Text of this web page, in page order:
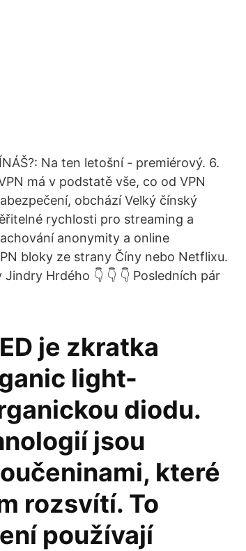
Na ten letošní - premiérový. 6.
má v podstatě vše, co od VPN
obchází Velký čínský
rychlosti pro streaming a
anonymity a online
bloky ze strany Číny nebo Netflixu.
Hrdého 👇 👇 👇 Posledních pár
je zkratka
light-
diodu.
jsou
které
rozsvítí. To
používají